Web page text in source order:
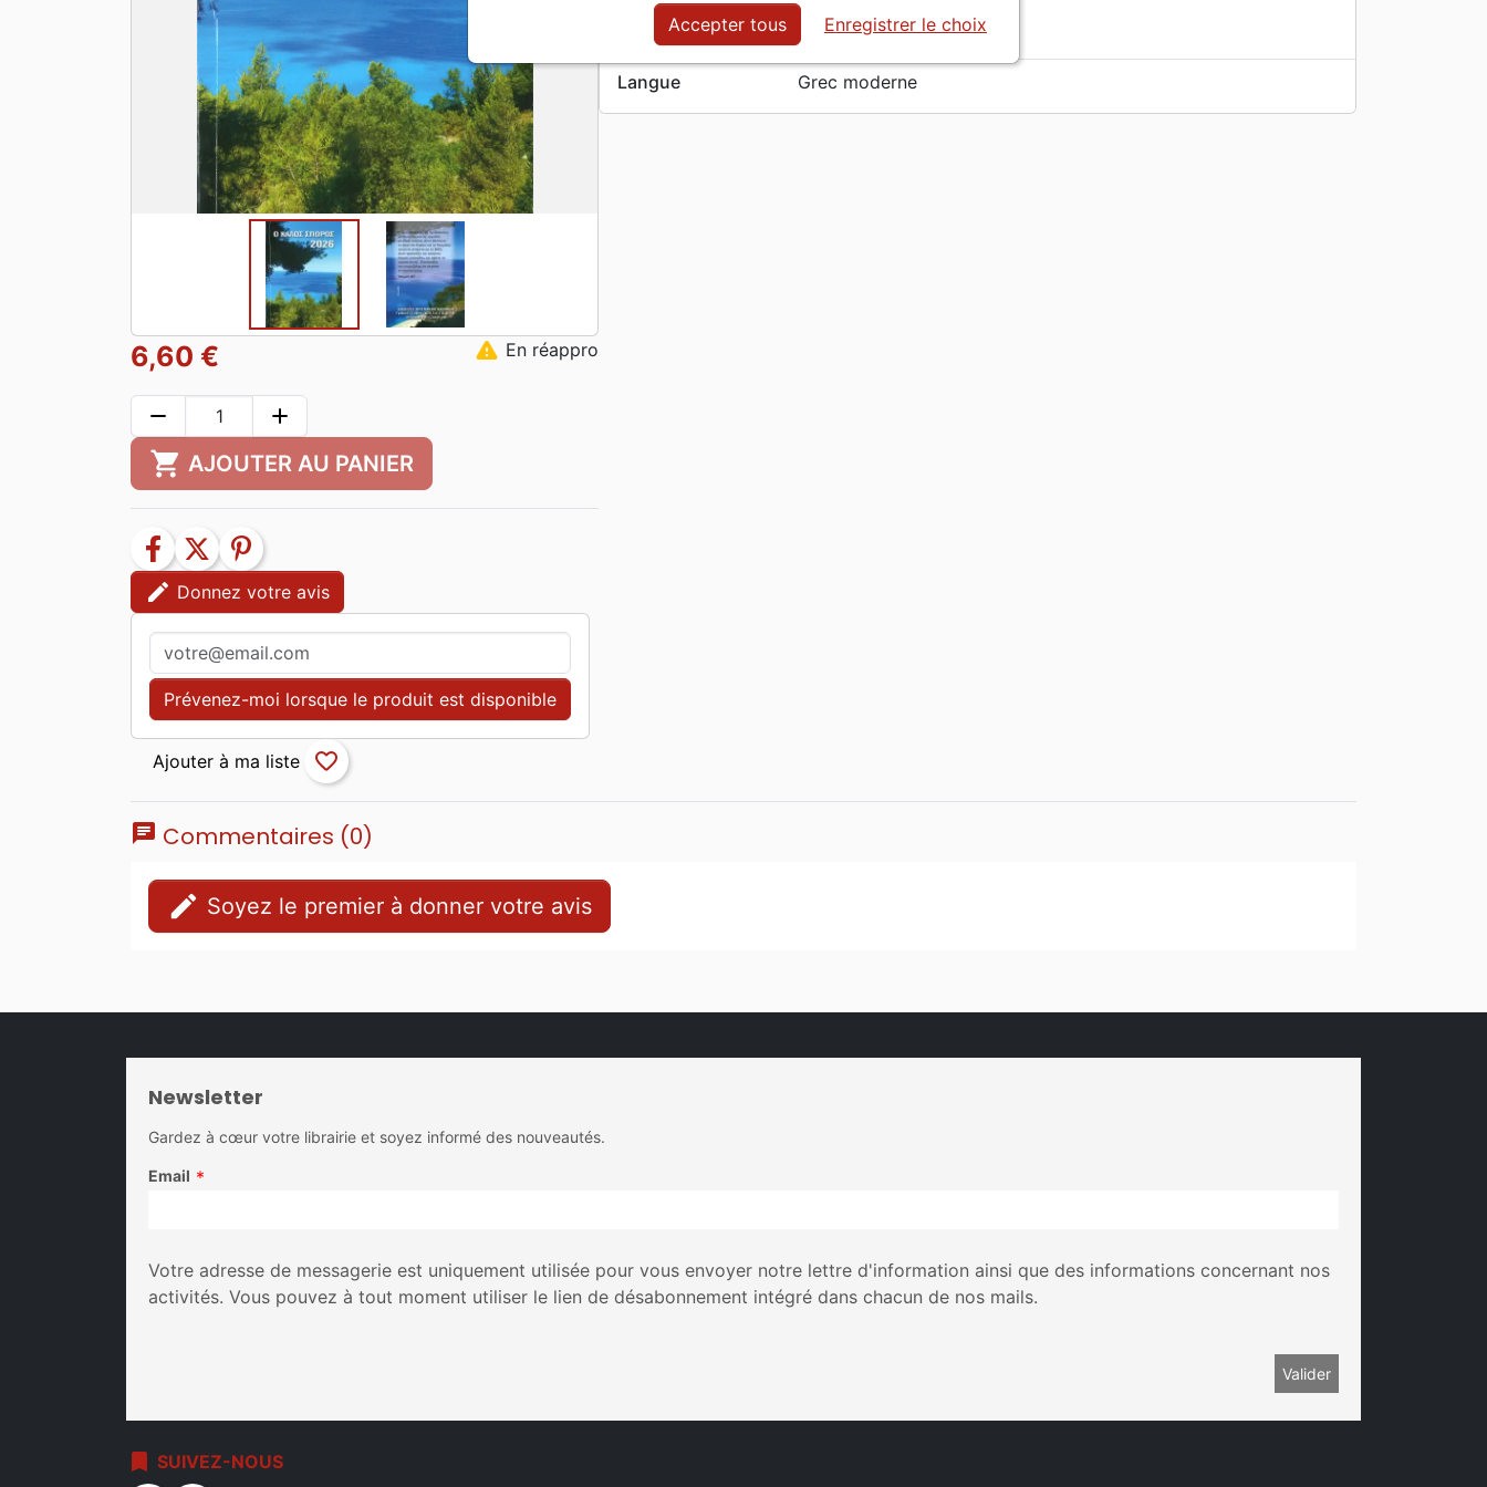
Poids
Date de parution
01.10.2025
Langue Grec moderne
6,60 € warning En réappro
remove add
shopping_cart AJOUTER AU PANIER
facebook twitter
pinterest
edit Donnez votre avis
Prévenez-moi lorsque le produit est disponible
favorite_border
chat Commentaires (0)
edit Soyez le premier à donner votre avis
Newsletter
Gardez à cœur votre librairie et soyez informé des nouveautés.
Email *
Votre adresse de messagerie est uniquement utilisée pour vous envoyer notre lettre d'information ainsi que des informations concernant nos
activités. Vous pouvez à tout moment utiliser le lien de désabonnement intégré dans chacun de nos mails.
bookmark SUIVEZ-NOUS
Accepter tous Enregistrer le choix